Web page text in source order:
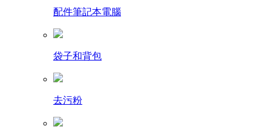
配件筆記本電腦
袋子和背包
去污粉